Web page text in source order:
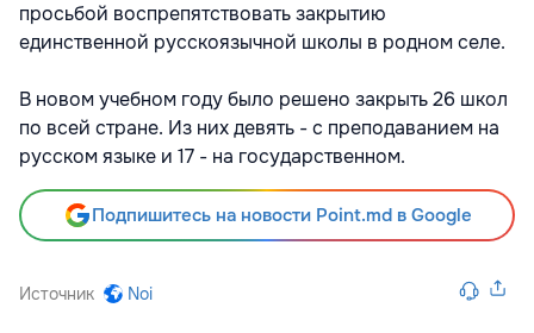
просьбой воспрепятствовать закрытию
единственной русскоязычной школы в родном селе.
В новом учебном году было решено закрыть 26 школ
по всей стране. Из них девять - с преподаванием на
русском языке и 17 - на государственном.
Подпишитесь на новости Point.md в Google
Источник Noi